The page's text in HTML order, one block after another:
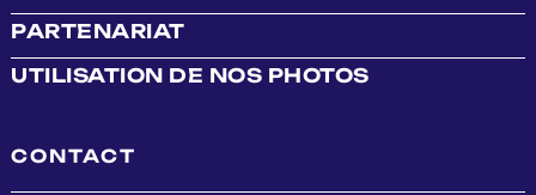
PARTENARIAT
UTILISATION DE NOS PHOTOS
CONTACT